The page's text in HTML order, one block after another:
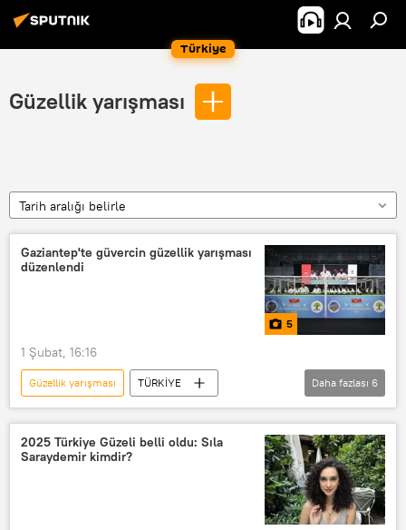
Türkiye
Güzellik yarışması
Tarih aralığı belirle
Gaziantep'te güvercin güzellik yarışması
düzenlendi
5
1 Şubat, 16:16
Güzellik yarışması
TÜRKİYE
Türkiye
Gaziantep
Güvercin
Güvercinlik
Güzellik
Güzellik kraliçesi
Daha fazlası 6
2025 Türkiye Güzeli belli oldu: Sıla
Saraydemir kimdir?